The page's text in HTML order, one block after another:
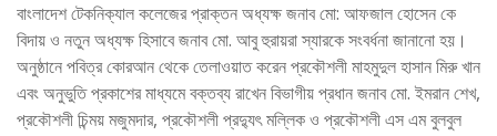
বাংলাদেশ টেকনিক্যাল কলেজের প্রাক্তন অধ্যক্ষ জনাব মো: আফজাল হোসেন কে
বিদায় ও নতুন অধ্যক্ষ হিসাবে জনাব মো. আবু হুরায়রা স্যারকে সংবর্ধনা জানানো হয়।
অনুষ্ঠানে পবিত্র কোরআন থেকে তেলাওয়াত করেন প্রকৌশলী মাহমুদুল হাসান মিরু খান
এবং অনুভুতি প্রকাশের মাধ্যমে বক্তব্য রাখেন বিভাগীয় প্রধান জনাব মো. ইমরান শেখ,
প্রকৌশলী চিন্ময় মজুমদার, প্রকৌশলী প্রদ্যুৎ মল্লিক ও প্রকৌশলী এস এম বুলবুল